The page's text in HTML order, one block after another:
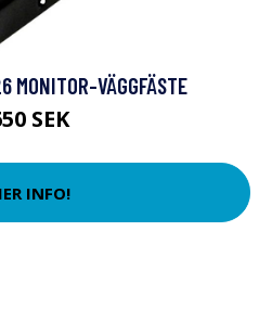
MONITOR-VÄGGFÄSTE
SEK
INFO!